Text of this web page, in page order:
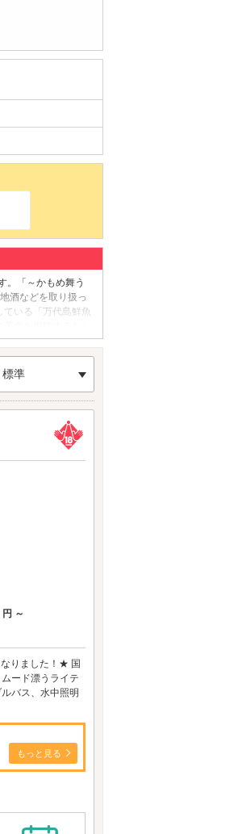
。「～かもめ舞う
酒などを取り扱っ
いる「万代島鮮魚
食を堪能するなら
標準
～
りました！★ 国
ード漂うライテ
バス、水中照明
もっと見る